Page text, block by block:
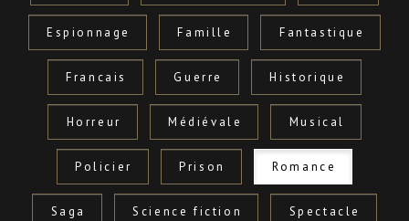
Espionnage Famille Fantastique
Francais Guerre Historique
Horreur Médiévale Musical
Policier Prison Romance
Saga Science fiction Spectacle